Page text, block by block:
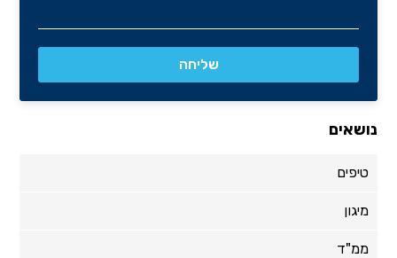
נושאים
טיפים
מיגון
ממ"ד